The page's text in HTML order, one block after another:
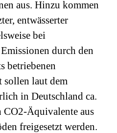
aus. Hinzu kommen
entwässerter
bei
durch den
betriebenen
sollen laut dem
in Deutschland ca.
Äquivalente aus
freigesetzt werden.